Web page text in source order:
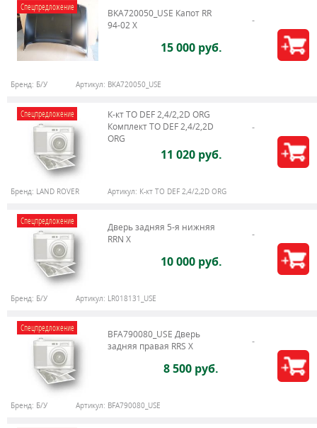
Спецпредложение
BKA720050_USE Капот RR
94-02 X
15 000 руб.
Бренд: Б/У Артикул: BKA720050_USE
Спецпредложение
К-кт ТО DEF 2,4/2,2D ORG
Комплект ТО DEF 2,4/2,2D
ORG
11 020 руб.
Бренд: LAND ROVER Артикул: К-кт ТО DEF 2,4/2,2D ORG
Спецпредложение
Дверь задняя 5-я нижняя
RRN X
10 000 руб.
Бренд: Б/У Артикул: LR018131_USE
Спецпредложение
BFA790080_USE Дверь
задняя правая RRS X
8 500 руб.
Бренд: Б/У Артикул: BFA790080_USE